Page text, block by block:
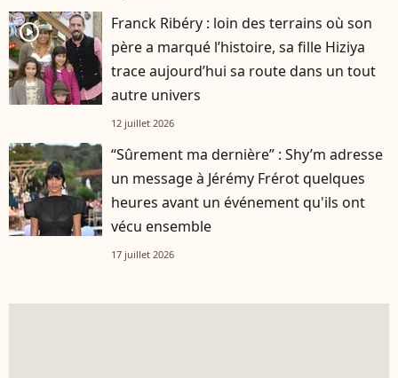
player2
Franck Ribéry : loin des terrains où son
père a marqué l’histoire, sa fille Hiziya
trace aujourd’hui sa route dans un tout
autre univers
12 juillet 2026
“Sûrement ma dernière” : Shy’m adresse
un message à Jérémy Frérot quelques
heures avant un événement qu'ils ont
vécu ensemble
17 juillet 2026